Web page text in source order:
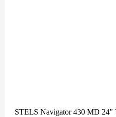
STELS Navigator 430 MD 24"